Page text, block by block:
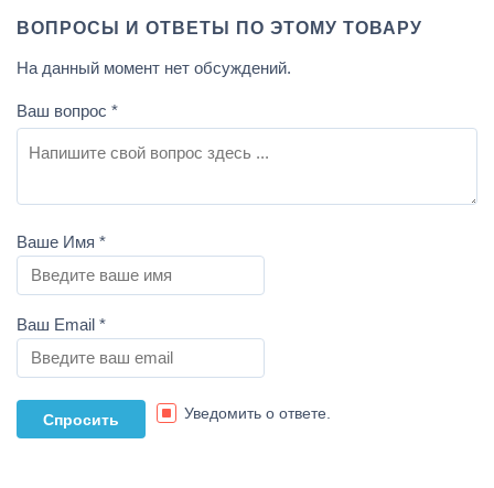
ВОПРОСЫ И ОТВЕТЫ ПО ЭТОМУ ТОВАРУ
На данный момент нет обсуждений.
Ваш вопрос *
Ваше Имя *
Ваш Email *
Уведомить о ответе.